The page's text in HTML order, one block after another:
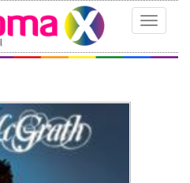
Toggle